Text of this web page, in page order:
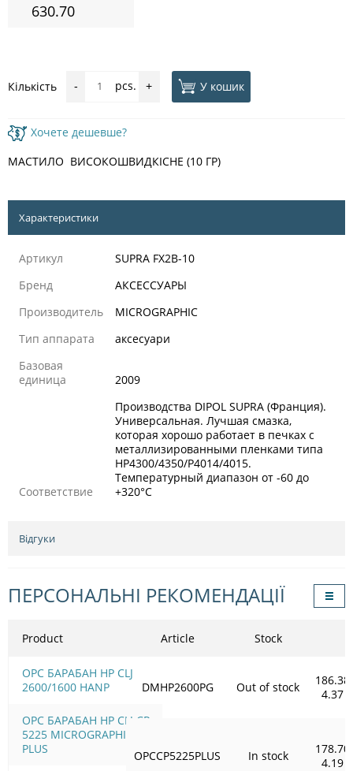
630.70
Кількість - pcs. + У кошик
Хочете дешевше?
МАСТИЛО ВИСОКОШВИДКІСНЕ (10 ГР)
Характеристики
Артикул
SUPRA FX2B-10
Бренд
АКСЕССУАРЫ
Производитель
MICROGRAPHIC
Тип аппарата
аксесуари
Базовая
единица
2009
Соответствие
Производства DIPOL SUPRA (Франция).
Универсальная. Лучшая смазка,
которая хорошо работает в печках с
металлизированными пленками типа
НР4300/4350/P4014/4015.
Температурный диапазон от -60 до
+320°C
Відгуки
ПЕРСОНАЛЬНІ РЕКОМЕНДАЦІЇ
Product
OPC БАРАБАН HP CLJ
2600/1600 HANP
OPC БАРАБАН HP CLJ CP
5225 MICROGRAPHIC
PLUS
Article Stock
DMHP2600PG Out of stock
186.38
4.37
OPCCP5225PLUS In stock
178.70
4.19